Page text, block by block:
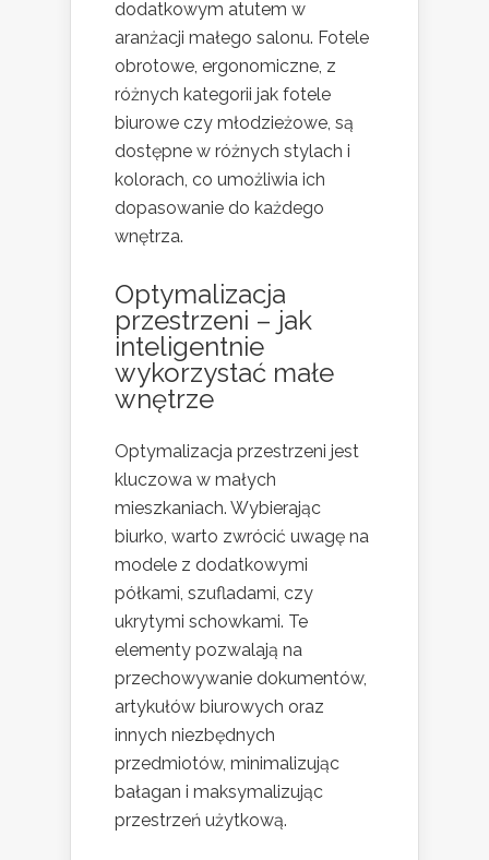
dodatkowym atutem w
aranżacji małego salonu. Fotele
obrotowe, ergonomiczne, z
różnych kategorii jak fotele
biurowe czy młodzieżowe, są
dostępne w różnych stylach i
kolorach, co umożliwia ich
dopasowanie do każdego
wnętrza.
Optymalizacja
przestrzeni – jak
inteligentnie
wykorzystać małe
wnętrze
Optymalizacja przestrzeni jest
kluczowa w małych
mieszkaniach. Wybierając
biurko, warto zwrócić uwagę na
modele z dodatkowymi
półkami, szufladami, czy
ukrytymi schowkami. Te
elementy pozwalają na
przechowywanie dokumentów,
artykułów biurowych oraz
innych niezbędnych
przedmiotów, minimalizując
bałagan i maksymalizując
przestrzeń użytkową.